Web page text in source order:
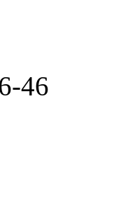
46